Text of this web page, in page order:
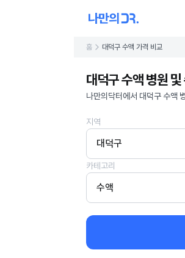
홈 대덕구 수액 가격 비교
대덕구 수액 병원
나만의닥터에서 대덕구 수액
지역
대덕구
카테고리
수액